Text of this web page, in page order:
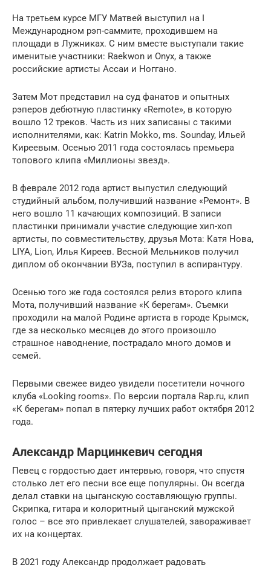
На третьем курсе МГУ Матвей выступил на I
Международном рэп-саммите, проходившем на
площади в Лужниках. С ним вместе выступали такие
именитые участники: Raekwon и Onyx, а также
российские артисты Ассаи и Ноггано.
Затем Мот представил на суд фанатов и опытных
рэперов дебютную пластинку «Remote», в которую
вошло 12 треков. Часть из них записаны с такими
исполнителями, как: Katrin Mokko, ms. Sounday, Ильей
Киреевым. Осенью 2011 года состоялась премьера
топового клипа «Миллионы звезд».
В феврале 2012 года артист выпустил следующий
студийный альбом, получивший название «Ремонт». В
него вошло 11 качающих композиций. В записи
пластинки принимали участие следующие хип-хоп
артисты, по совместительству, друзья Мота: Катя Нова,
LIYA, Lion, Илья Киреев. Весной Мельников получил
диплом об окончании ВУЗа, поступил в аспирантуру.
Осенью того же года состоялся релиз второго клипа
Мота, получивший название «К берегам». Съемки
проходили на малой Родине артиста в городе Крымск,
где за несколько месяцев до этого произошло
страшное наводнение, пострадало много домов и
семей.
Первыми свежее видео увидели посетители ночного
клуба «Looking rooms». По версии портала Rap.ru, клип
«К берегам» попал в пятерку лучших работ октября 2012
года.
Александр Марцинкевич сегодня
Певец с гордостью дает интервью, говоря, что спустя
столько лет его песни все еще популярны. Он всегда
делал ставки на цыганскую составляющую группы.
Скрипка, гитара и колоритный цыганский мужской
голос – все это привлекает слушателей, завораживает
их на концертах.
В 2021 году Александр продолжает радовать